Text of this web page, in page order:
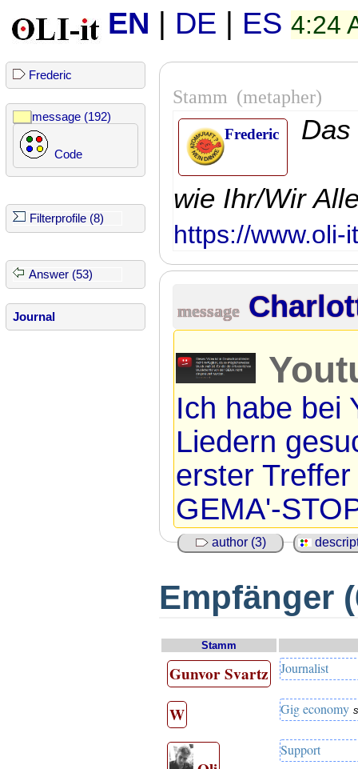
EN | DE | ES 4:24
Frederic
message (192)
Code
Filterprofile (8)
Answer (53)
Journal
Stamm (metapher)
Frederic
wie Ihr/Wir
https://www.oli-
message
Ich habe bei
Liedern
erster
GEMA'-
author (3)
Empfänger
Stamm
Gunvor Svartz Journalist
W Gig economy
Support